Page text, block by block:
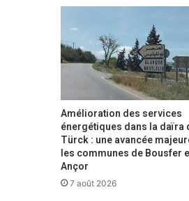
o
e
a
c
a
s
3
1
Amélioration des services
énergétiques dans la daïra
Türck : une avancée
les communes de Bousfer
Ançor
7 août 2026